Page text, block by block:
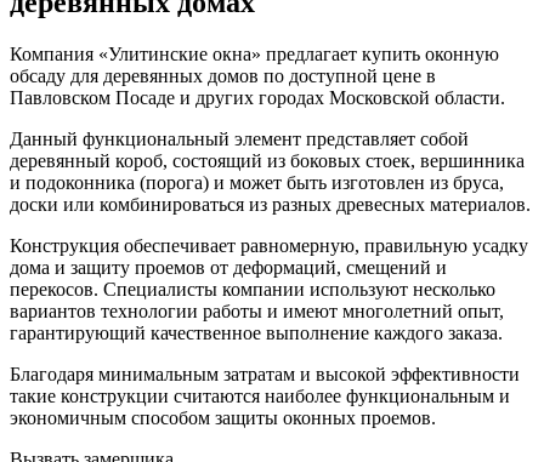
Компания «Улитинские окна» предлагает купить оконную
обсаду для деревянных домов по доступной цене в
Павловском Посаде и других городах Московской области.
Данный функциональный элемент представляет собой
деревянный короб, состоящий из боковых стоек, вершинника
и подоконника (порога) и может быть изготовлен из бруса,
доски или комбинироваться из разных древесных материалов.
Конструкция обеспечивает равномерную, правильную усадку
дома и защиту проемов от деформаций, смещений и
перекосов. Специалисты компании используют несколько
вариантов технологии работы и имеют многолетний опыт,
гарантирующий качественное выполнение каждого заказа.
Благодаря минимальным затратам и высокой эффективности
такие конструкции считаются наиболее функциональным и
экономичным способом защиты оконных проемов.